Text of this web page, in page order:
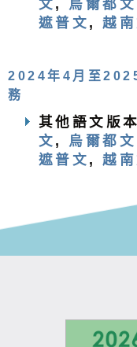
文 , 烏爾都文
遮普文 ,越
2024年4月至
務
其他語文版本
文 , 烏爾都文
遮普文 ,越